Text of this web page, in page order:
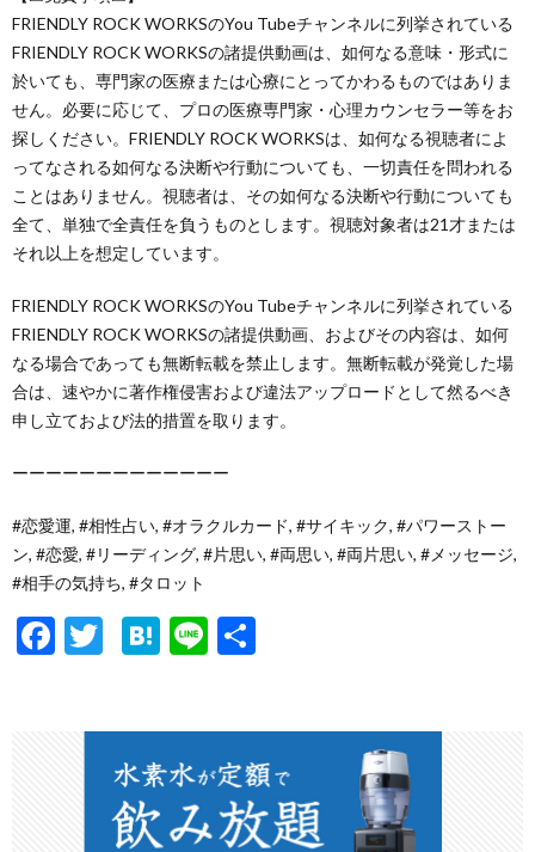
FRIENDLY ROCK WORKSのYou Tubeチャンネルに列挙されている
FRIENDLY ROCK WORKSの諸提供動画は、如何なる意味・形式に
於いても、専門家の医療または心療にとってかわるものではありま
せん。必要に応じて、プロの医療専門家・心理カウンセラー等をお
探しください。FRIENDLY ROCK WORKSは、如何なる視聴者によ
ってなされる如何なる決断や行動についても、一切責任を問われる
ことはありません。視聴者は、その如何なる決断や行動についても
全て、単独で全責任を負うものとします。視聴対象者は21才または
それ以上を想定しています。
FRIENDLY ROCK WORKSのYou Tubeチャンネルに列挙されている
FRIENDLY ROCK WORKSの諸提供動画、およびその内容は、如何
なる場合であっても無断転載を禁止します。無断転載が発覚した場
合は、速やかに著作権侵害および違法アップロードとして然るべき
申し立ておよび法的措置を取ります。
ーーーーーーーーーーーーー
#恋愛運, #相性占い, #オラクルカード, #サイキック, #パワーストー
ン, #恋愛, #リーディング, #片思い, #両思い, #両片思い, #メッセージ,
#相手の気持ち, #タロット
F
T
er
H
n
a
Li